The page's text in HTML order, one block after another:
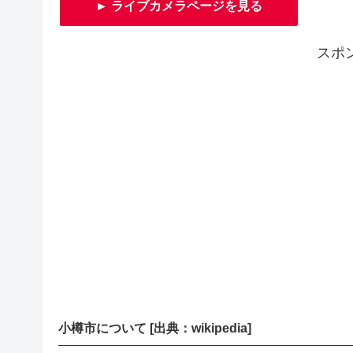
► ライブカメラページを見る
スポ
小樽市について [出典：wikipedia]